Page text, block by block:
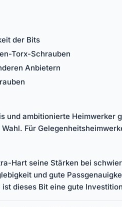
der Bits
Torx-Schrauben
Anbietern
und ambitionierte
Für
Hart seine Stärken bei
und gute
dieses Bit eine gute